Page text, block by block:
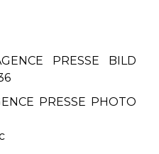
PRESSE BILD
PRESSE PHOTO